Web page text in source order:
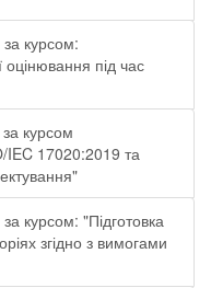
курсом:
оцінювання під час
курсом
IEC 17020:2019 та
курсом: "Підготовка
згідно з вимогами